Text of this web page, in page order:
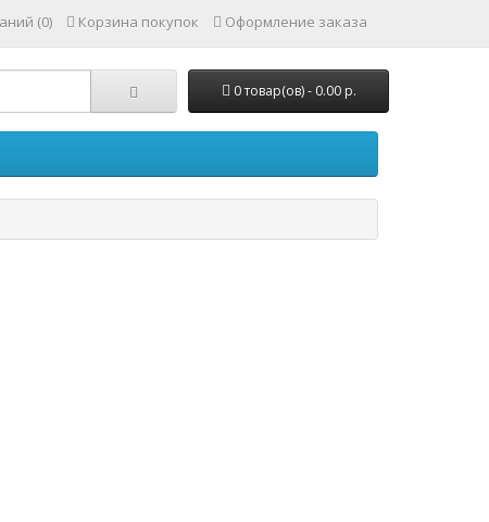
(0) Корзина покупок Оформление заказа
0 товар(ов) - 0.00 р.